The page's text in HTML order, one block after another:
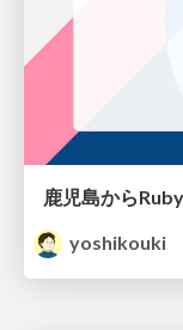
鹿児島から
yoshikouki